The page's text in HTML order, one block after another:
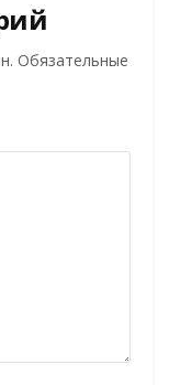
Обязательные